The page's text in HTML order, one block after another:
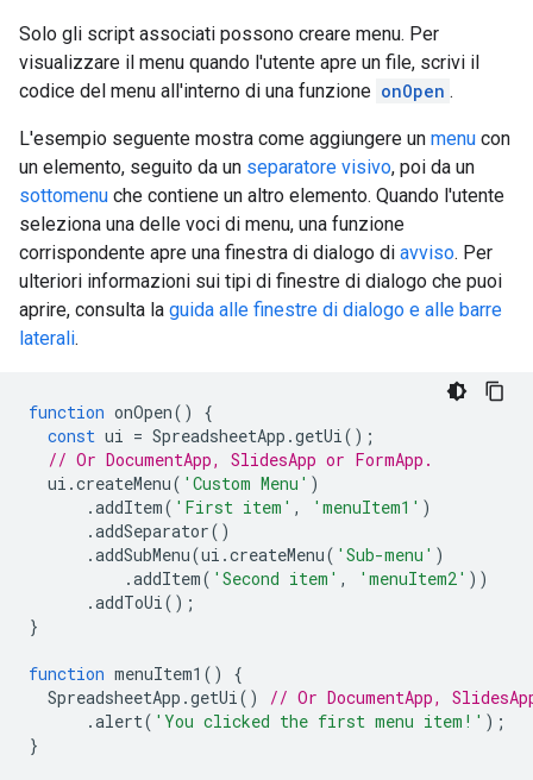
Solo gli script associati possono creare menu. Per
visualizzare il menu quando l'utente apre un file, scrivi il
codice del menu all'interno di una funzione onOpen .
L'esempio seguente mostra come aggiungere un menu con
un elemento, seguito da un separatore visivo, poi da un
sottomenu che contiene un altro elemento. Quando l'utente
seleziona una delle voci di menu, una funzione
corrispondente apre una finestra di dialogo di avviso. Per
ulteriori informazioni sui tipi di finestre di dialogo che puoi
aprire, consulta la guida alle finestre di dialogo e alle barre
laterali.
function onOpen()
{
const ui = SpreadsheetApp .getUi();
// Or DocumentApp, SlidesApp or FormApp.
ui .createMenu( 'Custom Menu' )
.addItem( 'First item' , 'menuItem1' )
.addSeparator()
.addSubMenu(ui .createMenu( 'Sub-menu' )
.addItem( 'Second item' , 'menuItem2' ))
.addToUi();
}
function menuItem1 ()
{
SpreadsheetApp .getUi()
// Or DocumentApp,
.alert( 'You clicked the first menu item!' );
}